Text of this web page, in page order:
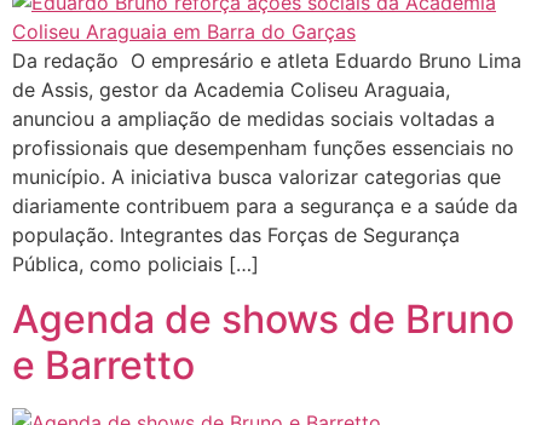
Da redação O empresário e atleta Eduardo Bruno Lima
de Assis, gestor da Academia Coliseu Araguaia,
anunciou a ampliação de medidas sociais voltadas a
profissionais que desempenham funções essenciais no
município. A iniciativa busca valorizar categorias que
diariamente contribuem para a segurança e a saúde da
população. Integrantes das Forças de Segurança
Pública, como policiais […]
Agenda de shows de Bruno
e Barretto